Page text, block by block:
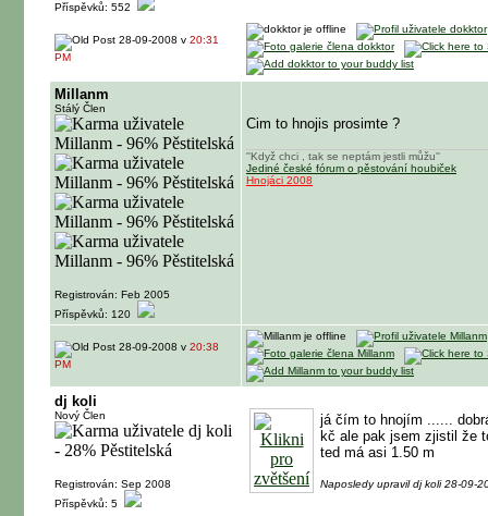
Příspěvků: 552
28-09-2008 v 20:31
PM
Millanm
Stálý Člen
Registrován: Feb 2005
Příspěvků: 120
Cim to hnojis prosimte ?
''Když chci , tak se neptám jestli můžu''
Jediné české fórum o pěstování houbiček
Hnojáci 2008
28-09-2008 v 20:38
PM
dj koli
Nový Člen
Registrován: Sep 2008
Příspěvků: 5
já čím to hnojím ......
kč ale pak jsem zjistil že
ted má asi 1.50 m
Naposledy upravil dj koli 28-09-